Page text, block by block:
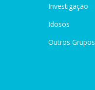
Investigação
Idosos
Outros Grupos